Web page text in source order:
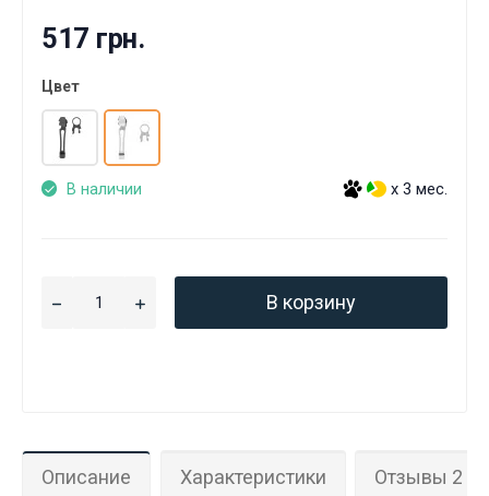
517 грн.
Цвет
В наличии x 3 мес.
В корзину
Описание Характеристики Отзывы 2